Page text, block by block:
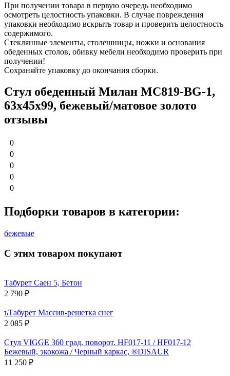
При получении товара в первую очередь необходимо
осмотреть целостность упаковки. В случае повреждения
упаковки необходимо вскрыть товар и проверить целостность
содержимого.
Стеклянные элементы, столешницы, ножки и основания
обеденных столов, обивку мебели необходимо проверить при
получении!
Сохраняйте упаковку до окончания сборки.
Стул обеденный Милан MC819-BG-1,
63х45х99, бежевый/матовое золото
отзывы
0
0
0
0
0
Подборки товаров в категории:
бежевые
С этим товаром покупают
Табурет Саен 5, Бетон
2 790 ₽
ъТабурет Массив-решетка снег
2 085 ₽
Стул VIGGE 360 град. поворот. HF017-11 / HF017-12
Бежевый, экокожа / Черный каркас, ®DISAUR
11 250 ₽